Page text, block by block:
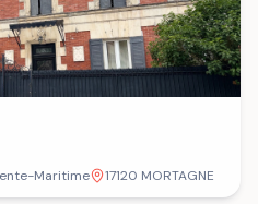
Maritime 17120 MORTAGNE